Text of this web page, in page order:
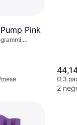
Pink
O 3
2